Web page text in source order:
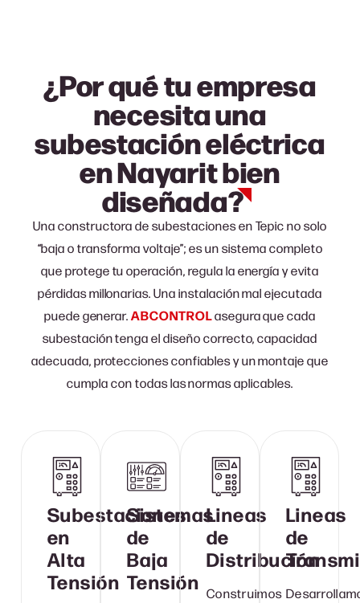
¿Por qué tu empresa
necesita una
subestación eléctrica
en Nayarit bien
diseñada?
Una constructora de subestaciones en Tepicno solo
“baja o transforma voltaje”; es un sistema completo
que protege tu operación, regula la energía y evita
pérdidas millonarias. Una instalación mal ejecutada
puede generar.ABCONTROLasegura que cada
subestación tenga el diseño correcto, capacidad
adecuada, protecciones confiables y un montaje que
cumpla con todas las normas aplicables.
Subestaciones
en
Alta
Tensión
Sistemas
de
Baja
Tensión
Lineas
de
Distribución
Construimos
Lineas
de